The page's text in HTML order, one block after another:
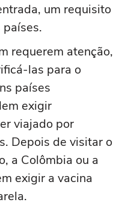
um requisito
requerem atenção,
las para o
países
exigir
viajado por
Depois de visitar o
a Colômbia ou a
exigir a vacina